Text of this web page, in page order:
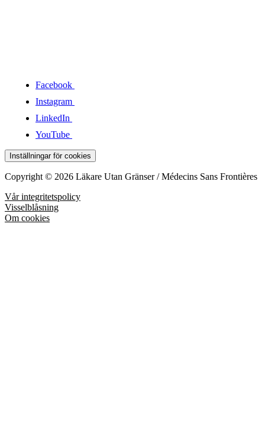
Facebook
Instagram
LinkedIn
YouTube
Inställningar för cookies
Copyright © 2026 Läkare Utan Gränser / Médecins Sans Frontières
Vår integritetspolicy
Visselblåsning
Om cookies